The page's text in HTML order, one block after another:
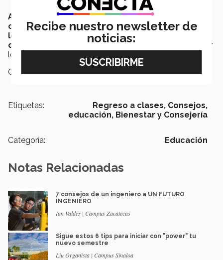
Liderazgo y vivencia.
Armando Montealegre invita a los estudiantes a
convertir sus sueños en metas y sus metas en
logros
, a trabajar en su día a día,teniendo la certeza
que la familia Tec estará ahí para impulsarlos.
"Por
los sueños se suspira, por las metas se trabaja".
Campus:
Aguascalientes
Etiquetas: Regreso a clases, Consejos,
educación, Bienestar y Consejería
Categoría: Educación
Notas Relacionadas
7 consejos de un ingeniero a UN FUTURO
INGENIERO
Ian Valdez | Campus Zacatecas
Sigue estos 6 tips para iniciar con "power" tu
nuevo semestre
Liu Organista | Campus Sinaloa
Recibe nuestro newsletter de
noticias: